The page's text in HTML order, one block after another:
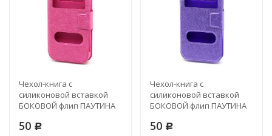
Чехол-книга с
силиконовой вставкой
БОКОВОЙ флип ПАУТИНА
50 Р
Чехол-книга с
силиконовой вставкой
БОКОВОЙ флип ПАУТИНА
50 Р